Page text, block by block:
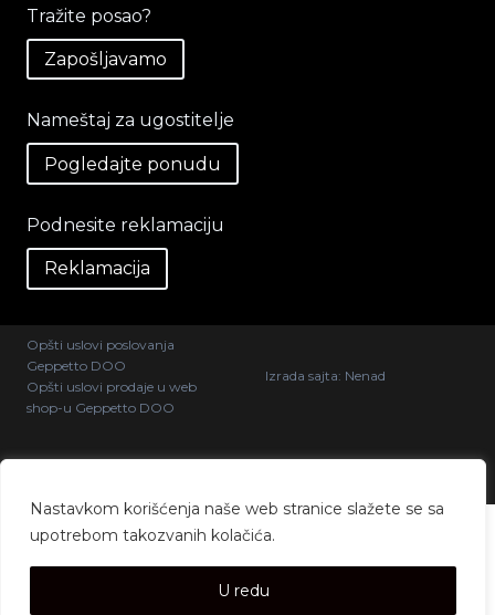
Nastavkom korišćenja naše web stranice slažete se sa
upotrebom takozvanih kolačića.
U redu
Tražite posao?
Zapošljavamo
Nameštaj za ugostitelje
Pogledajte ponudu
Podnesite reklamaciju
Reklamacija
Opšti uslovi poslovanja
Geppetto DOO
Opšti uslovi prodaje u web
shop-u Geppetto DOO
Izrada sajta: Nenad
@ 2026 Geppetto DOO. Sva